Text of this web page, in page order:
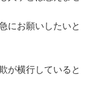
にお願いしたいと
が横行していると